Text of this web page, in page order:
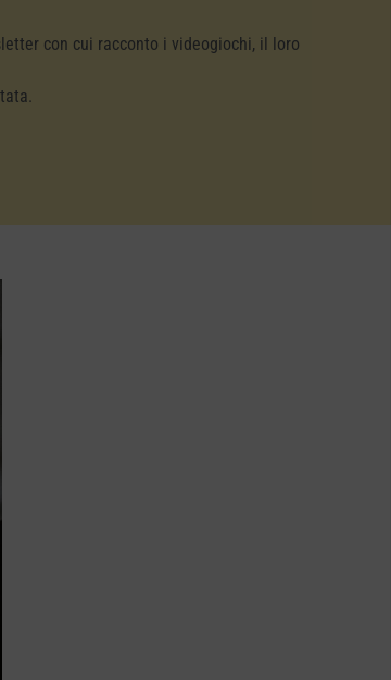
con cui racconto i videogiochi, il loro